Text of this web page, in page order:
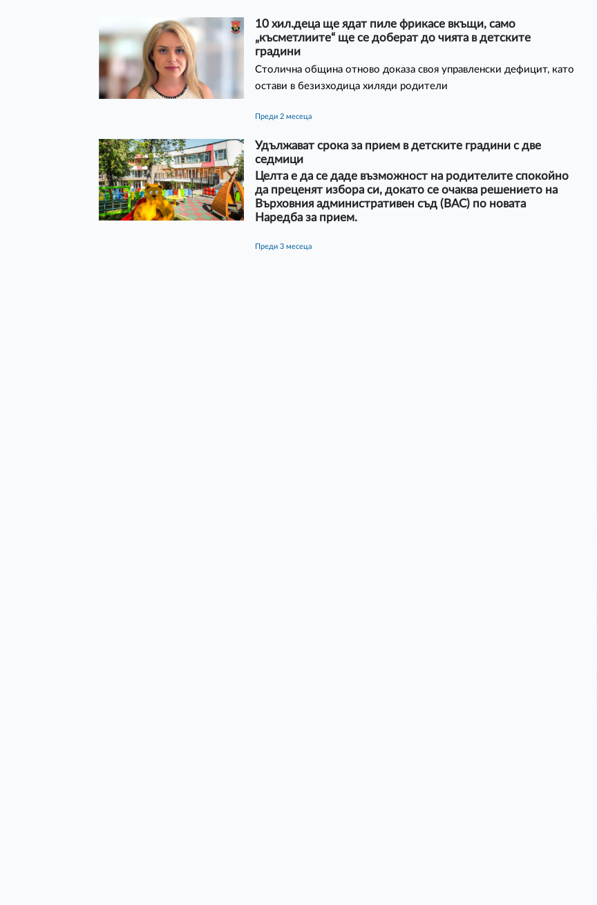
10 хил.деца ще ядат пиле фрикасе вкъщи, само
„късметлиите“ ще се доберат до чията в детските
градини
Столична община отново доказа своя управленски дефицит, като
остави в безизходица хиляди родители
преди 2 месеца
Удължават срока за прием в детските градини с две
седмици
Целта е да се даде възможност на родителите спокойно
да преценят избора си, докато се очаква решението на
Върховния административен съд (ВАС) по новата
Наредба за прием.
преди 3 месеца